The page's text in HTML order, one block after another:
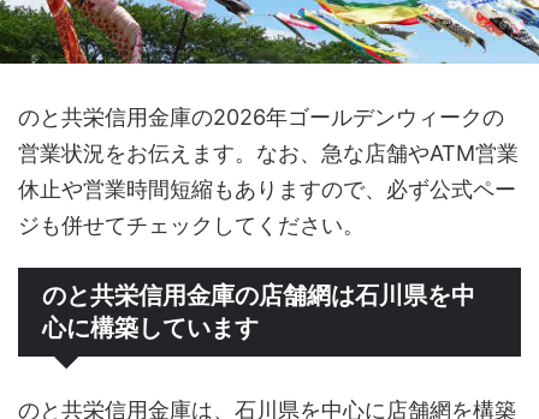
のと共栄信用金庫の2026年ゴールデンウィークの
営業状況をお伝えます。なお、急な店舗やATM営業
休止や営業時間短縮もありますので、必ず公式ペー
ジも併せてチェックしてください。
のと共栄信用金庫の店舗網は石川県を中
心に構築しています
のと共栄信用金庫は、石川県を中心に店舗網を構築